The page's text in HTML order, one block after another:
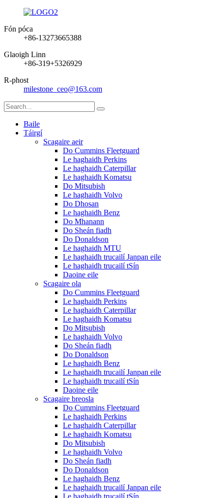
Fón póca
+86-13273665388
Glaoigh Linn
+86-319+5326929
R-phost
milestone_ceo@163.com
Baile
Táirgí
Scagaire aeir
Do Cummins Fleetguard
Le haghaidh Perkins
Le haghaidh Caterpillar
Le haghaidh Komatsu
Do Mitsubish
Le haghaidh Volvo
Do Dhosan
Le haghaidh Benz
Do Mhanann
Do Sheán fiadh
Do Donaldson
Le haghaidh MTU
Le haghaidh trucailí Janpan eile
Le haghaidh trucailí tSín
Daoine eile
Scagaire ola
Do Cummins Fleetguard
Le haghaidh Perkins
Le haghaidh Caterpillar
Le haghaidh Komatsu
Do Mitsubish
Le haghaidh Volvo
Do Sheán fiadh
Do Donaldson
Le haghaidh Benz
Le haghaidh trucailí Janpan eile
Le haghaidh trucailí tSín
Daoine eile
Scagaire breosla
Do Cummins Fleetguard
Le haghaidh Perkins
Le haghaidh Caterpillar
Le haghaidh Komatsu
Do Mitsubish
Le haghaidh Volvo
Do Sheán fiadh
Do Donaldson
Le haghaidh Benz
Le haghaidh trucailí Janpan eile
Le haghaidh trucailí tSín